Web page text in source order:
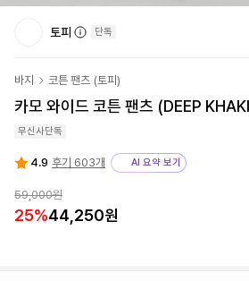
토피 단독
바지 코튼 팬츠 (토피)
카모 와이드 코튼 팬츠 (DEEP
무신사단독
4.9 후기 603개 AI 요약 보기
59,000원
25%44,250원